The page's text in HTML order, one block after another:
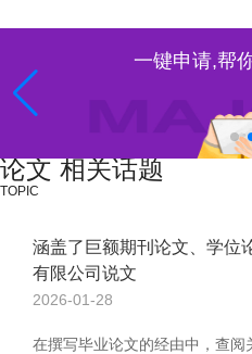
一键申请,帮
论文 相关话题
TOPIC
涵盖了巨额期刊论文、学位
有限公司说文
2026-01-28
在撰写毕业论文的经由中，查阅